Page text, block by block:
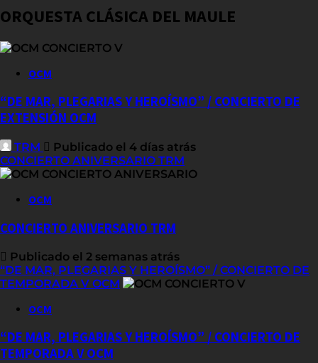
ORQUESTA CLÁSICA DEL MAULE
OCM
“DE MAR, PLEGARIAS Y HEROÍSMO” / CONCIERTO DE
EXTENSIÓN OCM
TRM
Publicado el 4 días atrás
CONCIERTO ANIVERSARIO TRM
OCM
CONCIERTO ANIVERSARIO TRM
Publicado el 2 semanas atrás
“DE MAR, PLEGARIAS Y HEROÍSMO” / CONCIERTO DE
TEMPORADA V OCM
OCM
“DE MAR, PLEGARIAS Y HEROÍSMO” / CONCIERTO DE
TEMPORADA V OCM